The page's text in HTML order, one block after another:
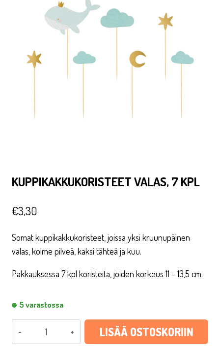
KUPPIKAKKUKORISTEET VALAS, 7 KPL
€3,30
Somat kuppikakkukoristeet, joissa yksi kruunupäinen
valas, kolme pilveä, kaksi tähteä ja kuu.
Pakkauksessa 7 kpl koristeita, joiden korkeus 11 – 13,5 cm.
5 varastossa
Kuppikakkukoristeet
LISÄÄ OSTOSKORIIN